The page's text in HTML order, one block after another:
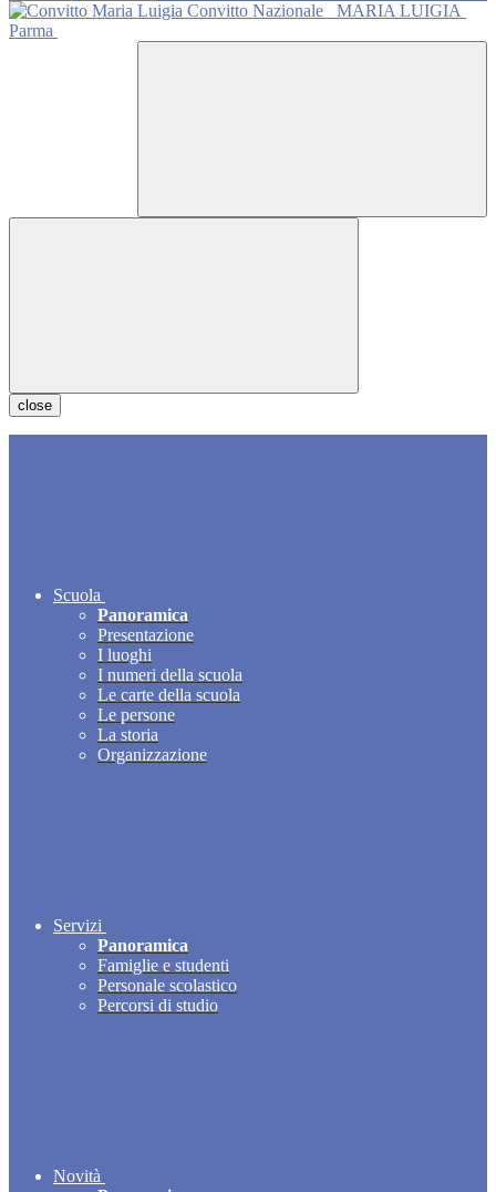
Convitto Nazionale
MARIA LUIGIA
Parma
close
Scuola
Panoramica
Presentazione
I luoghi
I numeri della scuola
Le carte della scuola
Le persone
La storia
Organizzazione
Servizi
Panoramica
Famiglie e studenti
Personale scolastico
Percorsi di studio
Novità